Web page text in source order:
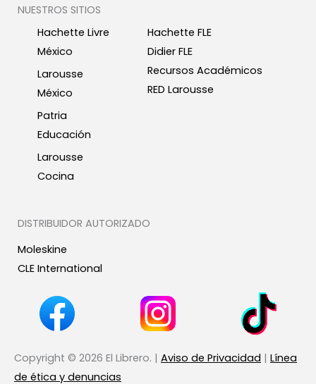
NUESTROS SITIOS
Hachette Livre
México
Larousse
México
Patria
Educación
Larousse
Cocina
Hachette FLE
Didier FLE
Recursos Académicos
RED Larousse
DISTRIBUIDOR AUTORIZADO
Moleskine
CLE International
Copyright © 2026 El Librero. | Aviso de Privacidad | Línea
de ética y denuncias